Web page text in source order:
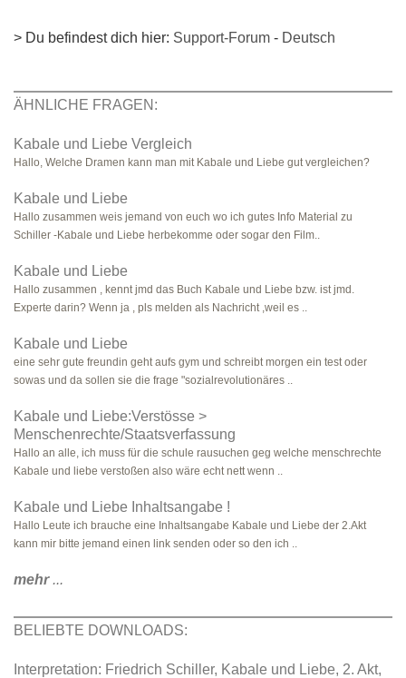
> Du befindest dich hier: Support-Forum - Deutsch
ÄHNLICHE FRAGEN:
Kabale und Liebe Vergleich
Hallo, Welche Dramen kann man mit Kabale und Liebe gut vergleichen?
Kabale und Liebe
Hallo zusammen weis jemand von euch wo ich gutes Info Material zu
Schiller -Kabale und Liebe herbekomme oder sogar den Film..
Kabale und Liebe
Hallo zusammen , kennt jmd das Buch Kabale und Liebe bzw. ist jmd.
Experte darin? Wenn ja , pls melden als Nachricht ,weil es ..
Kabale und Liebe
eine sehr gute freundin geht aufs gym und schreibt morgen ein test oder
sowas und da sollen sie die frage "sozialrevolutionäres ..
Kabale und Liebe:Verstösse >
Menschenrechte/Staatsverfassung
Hallo an alle, ich muss für die schule rausuchen geg welche menschrechte
Kabale und liebe verstoßen also wäre echt nett wenn ..
Kabale und Liebe Inhaltsangabe !
Hallo Leute ich brauche eine Inhaltsangabe Kabale und Liebe der 2.Akt
kann mir bitte jemand einen link senden oder so den ich ..
mehr...
BELIEBTE DOWNLOADS:
Interpretation: Friedrich Schiller, Kabale und Liebe, 2. Akt,